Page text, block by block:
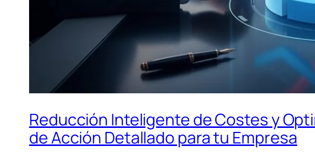
Reducción Inteligente de Costes y
de Acción Detallado para tu Empresa